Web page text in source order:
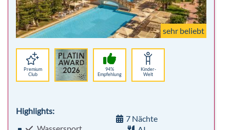
sehr beliebt
Premium
Club
94%
Empfehlung
Kinder-
Welt
Highlights:
7 Nächte